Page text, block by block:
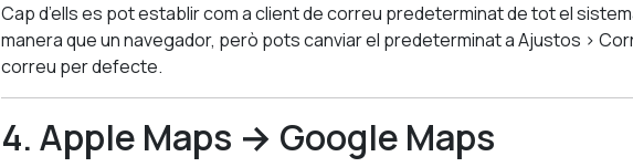
Cap d’ells es pot establir com a client de correu predeterminat de tot el
manera que un navegador, però pots canviar el predeterminat a Ajustos >
correu per defecte.
4. Apple Maps → Google Maps